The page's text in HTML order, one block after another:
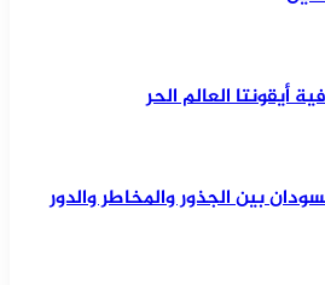
أيقونتا العالم الحر
بين الجذور والمخاطر والدور